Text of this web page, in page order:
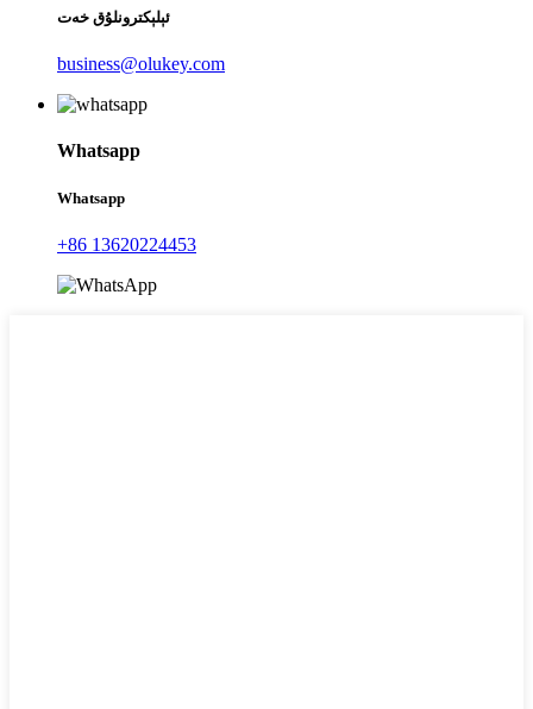
ئېلېكترونلۇق خەت
business@olukey.com
Whatsapp
Whatsapp
+86 13620224453